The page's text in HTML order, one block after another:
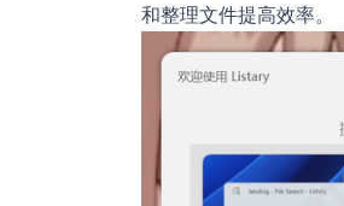
和整理文件提高效率。